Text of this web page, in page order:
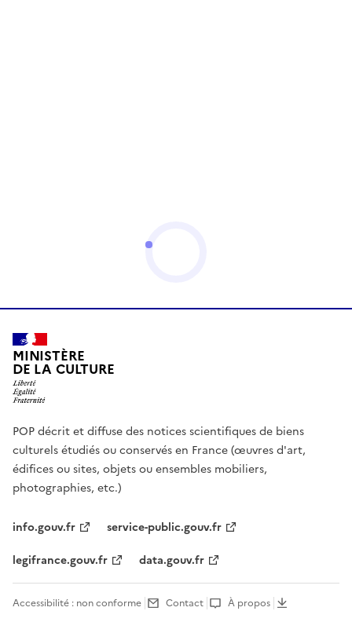
MINISTÈRE
DE LA CULTURE
POP décrit et diffuse des notices scientifiques de biens
culturels étudiés ou conservés en France (œuvres d'art,
édifices ou sites, objets ou ensembles mobiliers,
photographies, etc.)
info.gouv.fr
service-public.gouv.fr
legifrance.gouv.fr
data.gouv.fr
Accessibilité : non conforme Contact À propos